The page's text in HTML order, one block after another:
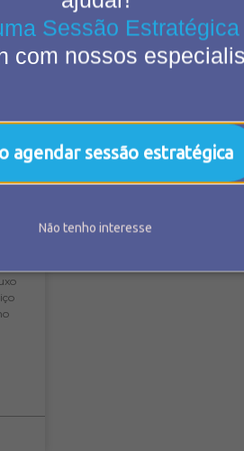
Sessão
com nossos
agendar sessão estratégica
Não tenho interesse